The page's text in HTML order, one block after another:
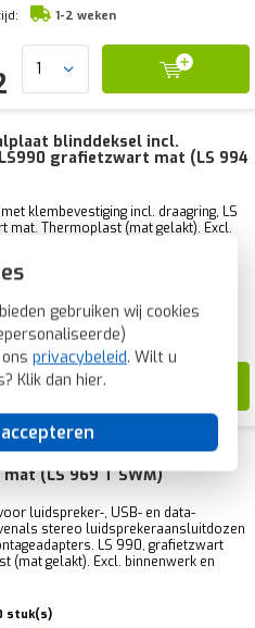
gebruiken wij cookies
privacybeleid. Wilt u
Klik dan hier.
1-2 weken
blinddeksel incl.
grafietzwart mat (LS 994
klembevestiging incl. draagring, LS
mat. Thermoplast (mat gelakt). Excl.
stuk(s)
21u besteld, dinsdag in huis*
multimedia LS990
(LS 969 T SWM)
luidspreker-, USB- en data-
stereo luidsprekeraansluitdozen
LS 990, grafietzwart
(mat gelakt). Excl. binnenwerk en
stuk(s)